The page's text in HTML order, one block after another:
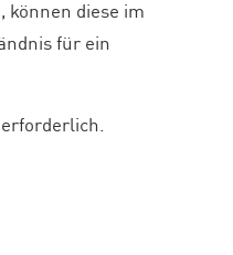
können diese im
für ein